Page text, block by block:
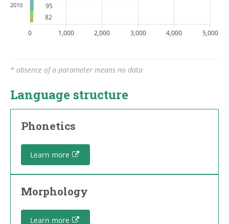
95
82
2010
5,000
4,000
3,000
2,000
1,000
0
* absence of a parameter means no data
Language structure
Phonetics
Learn more
Morphology
Learn more